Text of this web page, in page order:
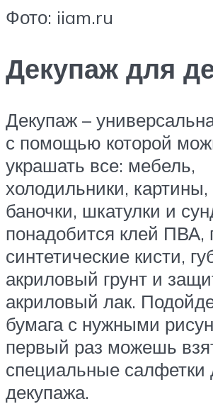
Фото: iiam.ru
Декупаж для
Декупаж –
с помощью которой
украшать все: мебель,
холодильники, картины,
баночки, шкатулки и
понадобится клей ПВА,
синтетические кисти,
акриловый грунт и
акриловый лак.
бумага с нужными
первый раз можешь
специальные салфетки
декупажа.